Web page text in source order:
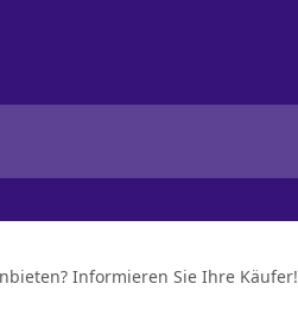
Informieren Sie Ihre Käufer!